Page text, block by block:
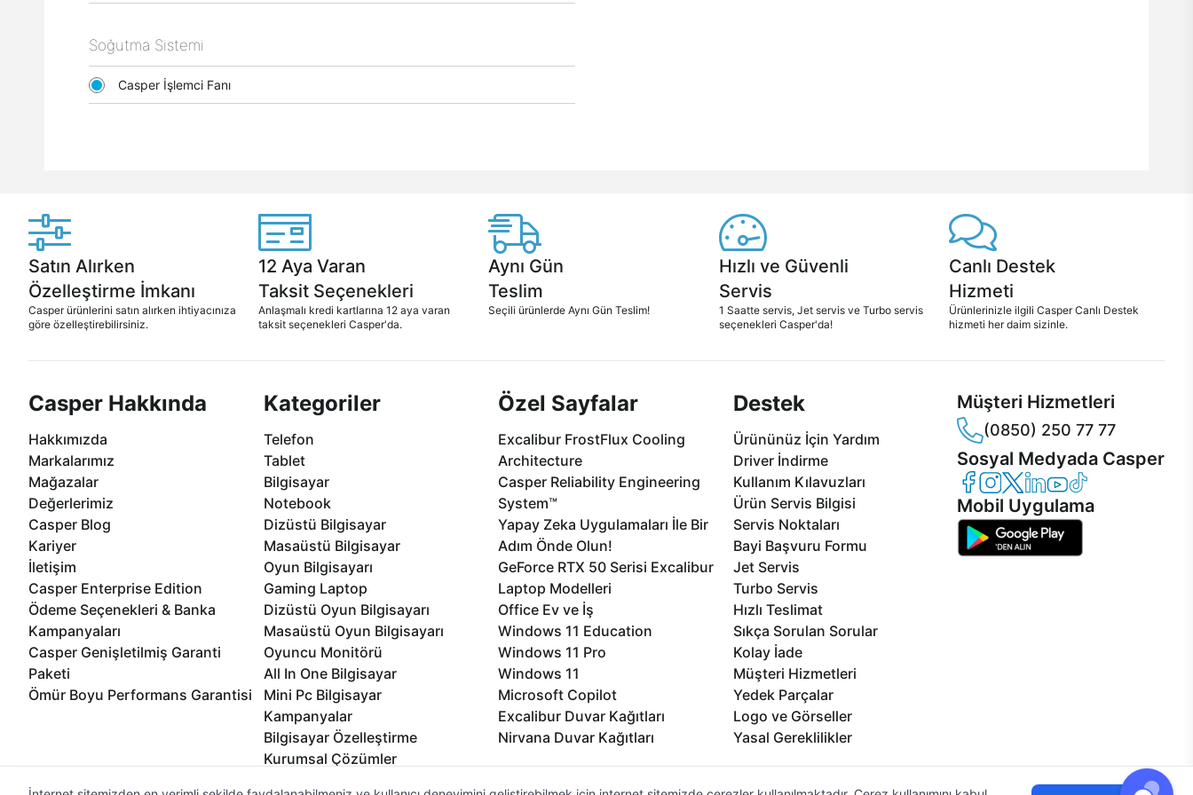
Soğutma Sistemi
Casper İşlemci Fanı
Satın Alırken
Özelleştirme İmkanı
Casper ürünlerini satın alırken ihtiyacınıza
göre özelleştirebilirsiniz.
12 Aya Varan
Taksit Seçenekleri
Anlaşmalı kredi kartlarına 12 aya varan
taksit seçenekleri Casper'da.
Aynı Gün
Teslim
Seçili ürünlerde Aynı Gün Teslim!
Hızlı ve Güvenli
Servis
1 Saatte servis, Jet servis ve Turbo servis
seçenekleri Casper'da!
Canlı Destek
Hizmeti
Ürünlerinizle ilgili Casper Canlı Destek
hizmeti her daim sizinle.
Casper Hakkında
Hakkımızda
Markalarımız
Mağazalar
Değerlerimiz
Casper Blog
Kariyer
İletişim
Casper Enterprise Edition
Ödeme Seçenekleri & Banka
Kampanyaları
Casper Genişletilmiş Garanti
Paketi
Ömür Boyu Performans Garantisi
Kategoriler
Telefon
Tablet
Bilgisayar
Notebook
Dizüstü Bilgisayar
Masaüstü Bilgisayar
Oyun Bilgisayarı
Gaming Laptop
Dizüstü Oyun Bilgisayarı
Masaüstü Oyun Bilgisayarı
Oyuncu Monitörü
All In One Bilgisayar
Mini Pc Bilgisayar
Kampanyalar
Bilgisayar Özelleştirme
Kurumsal Çözümler
Özel Sayfalar
Excalibur FrostFlux Cooling
Architecture
Casper Reliability Engineering
System™
Yapay Zeka Uygulamaları İle Bir
Adım Önde Olun!
GeForce RTX 50 Serisi Excalibur
Laptop Modelleri
Office Ev ve İş
Windows 11 Education
Windows 11 Pro
Windows 11
Microsoft Copilot
Excalibur Duvar Kağıtları
Nirvana Duvar Kağıtları
Destek
Ürününüz İçin Yardım
Driver İndirme
Kullanım Kılavuzları
Ürün Servis Bilgisi
Servis Noktaları
Bayi Başvuru Formu
Jet Servis
Turbo Servis
Hızlı Teslimat
Sıkça Sorulan Sorular
Kolay İade
Müşteri Hizmetleri
Yedek Parçalar
Logo ve Görseller
Yasal Gereklilikler
Müşteri Hizmetleri
(0850) 250 77 77
Sosyal Medyada Casper
Casper Facebook
Casper Instagram
Casper Twitter
Casper LinkedIn
Casper YouTube
Casper TikTok
Mobil Uygulama